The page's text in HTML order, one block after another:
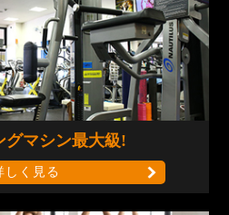
グマシン最大級!
しく見る